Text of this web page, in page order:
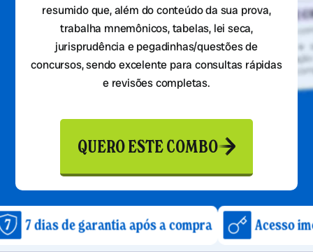
resumido que, além do conteúdo da sua prova,
trabalha mnemônicos, tabelas, lei seca,
jurisprudência e pegadinhas/questões de
concursos, sendo excelente para consultas rápidas
e revisões completas.
QUERO ESTE COMBO
garantia após a compra Acesso imediato